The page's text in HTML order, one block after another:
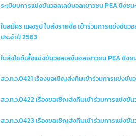
สมเ
เทพ
รัตน
ดาฯ
ราช
ระเบียบการแข่งขันวอลเลย์บอลเยาวชน PEA ชิงช
ใบสมัคร แผงรูป ใบส่งรายชื่อ เข้าร่วมการแข่งขันว
ประจำปี 2563
ใบส่งไซค์เสื้อแข่งขันวอลเลย์บอลเยาวชน PEA ชิง
ส.ว.ท.ว.0421 เรื่องขอเชิญส่งทีมเข้าร่วมการแข่งขั
ส.ว.ท.ว.0422 เรื่องขอเชิญส่งทีมเข้าร่วมการแข่งขั
ส.ว.ท.ว.0423 เรื่องขอเชิญส่งทีมเข้าร่วมการแข่งขั